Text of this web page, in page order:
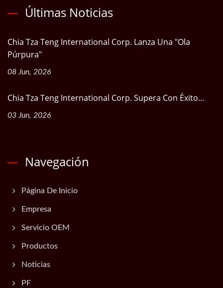
Últimas Noticias
Chia Tza Teng International Corp. Lanza Una "Ola
Púrpura"
08 Jun, 2026
Chia Tza Teng International Corp. Supera Con Éxito...
03 Jun, 2026
Navegación
Página De Inicio
Empresa
Servicio OEM
Productos
Noticias
PF